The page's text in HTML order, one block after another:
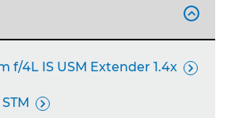

f/4L IS USM Extender 1.4x 
